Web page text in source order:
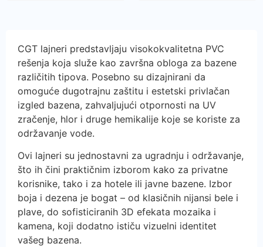
CGT lajneri predstavljaju visokokvalitetna PVC
rešenja koja služe kao završna obloga za bazene
različitih tipova. Posebno su dizajnirani da
omoguće dugotrajnu zaštitu i estetski privlačan
izgled bazena, zahvaljujući otpornosti na UV
zračenje, hlor i druge hemikalije koje se koriste za
održavanje vode.
Ovi lajneri su jednostavni za ugradnju i održavanje,
što ih čini praktičnim izborom kako za privatne
korisnike, tako i za hotele ili javne bazene. Izbor
boja i dezena je bogat – od klasičnih nijansi bele i
plave, do sofisticiranih 3D efekata mozaika i
kamena, koji dodatno ističu vizuelni identitet
vašeg bazena.